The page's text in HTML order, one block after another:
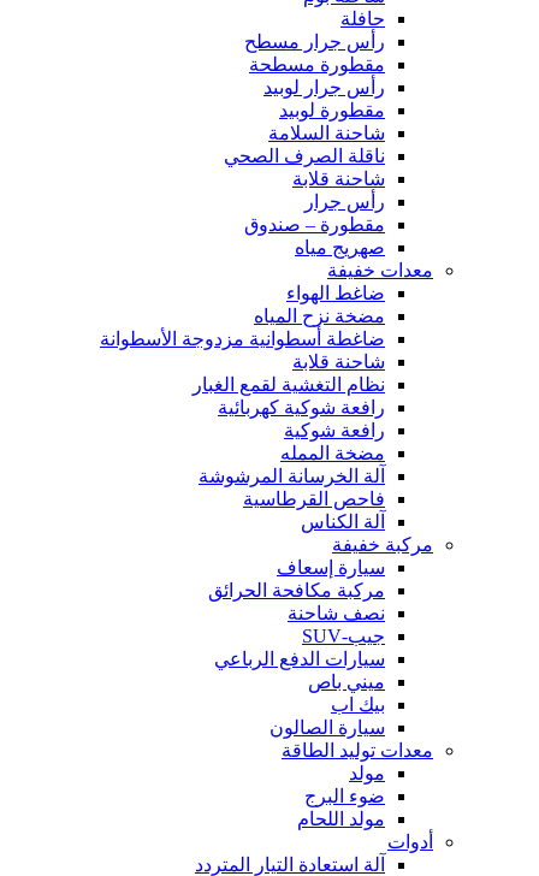
حافلة
رأس جرار مسطح
مقطورة مسطحة
رأس جرار لوبيد
مقطورة لوبيد
شاحنة السلامة
ناقلة الصرف الصحي
شاحنة قلابة
رأس جرار
مقطورة – صندوق
صهريج مياه
معدات خفيفة
ضاغط الهواء
مضخة نزح المياه
ضاغطة أسطوانية مزدوجة الأسطوانة
شاحنة قلابة
نظام التغشية لقمع الغبار
رافعة شوكية كهربائية
رافعة شوكية
مضخة الممله
آلة الخرسانة المرشوشة
فاحص القرطاسية
آلة الكناس
مركبة خفيفة
سيارة إسعاف
مركبة مكافحة الحرائق
نصف شاحنة
جيب-SUV
سيارات الدفع الرباعي
ميني باص
بيك اب
سيارة الصالون
معدات توليد الطاقة
مولد
ضوء البرج
مولد اللحام
أدوات
آلة استعادة التيار المتردد